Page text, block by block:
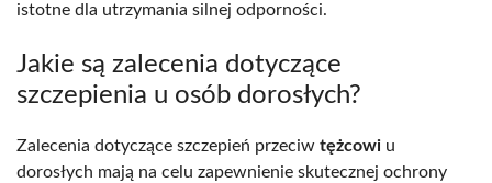
istotne dla utrzymania silnej odporności.
Jakie są zalecenia dotyczące
szczepienia u osób dorosłych?
Zalecenia dotyczące szczepień przeciw tężcowi u
dorosłych mają na celu zapewnienie skutecznej ochrony